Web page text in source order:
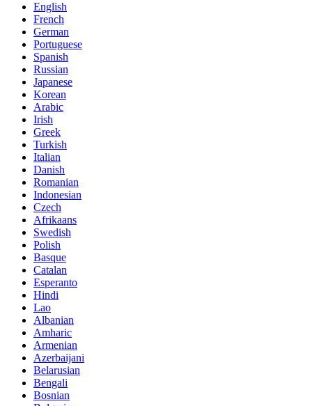
English
French
German
Portuguese
Spanish
Russian
Japanese
Korean
Arabic
Irish
Greek
Turkish
Italian
Danish
Romanian
Indonesian
Czech
Afrikaans
Swedish
Polish
Basque
Catalan
Esperanto
Hindi
Lao
Albanian
Amharic
Armenian
Azerbaijani
Belarusian
Bengali
Bosnian